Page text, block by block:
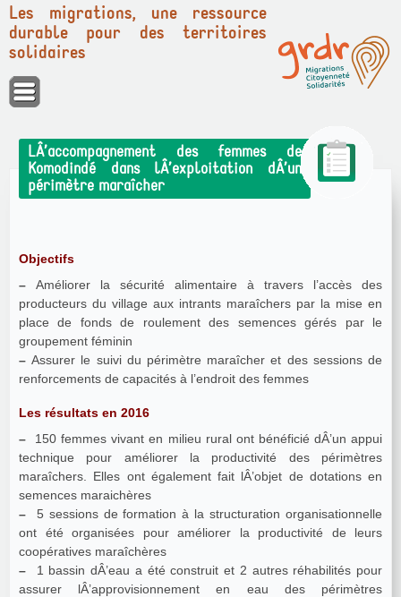
Panneau de gestion des cookies
Les migrations, une ressource
durable pour des territoires
solidaires
LÂ’accompagnement des femmes de
Komodindé dans lÂ’exploitation dÂ’un
périmètre maraîcher
Objectifs
– Améliorer la sécurité alimentaire à travers l’accès des
producteurs du village aux intrants maraîchers par la mise en
place de fonds de roulement des semences gérés par le
groupement féminin
– Assurer le suivi du périmètre maraîcher et des sessions de
renforcements de capacités à l’endroit des femmes
Les résultats en 2016
– 150 femmes vivant en milieu rural ont bénéficié dÂ’un appui
technique pour améliorer la productivité des périmètres
maraîchers. Elles ont également fait lÂ’objet de dotations en
semences maraichères
– 5 sessions de formation à la structuration organisationnelle
ont été organisées pour améliorer la productivité de leurs
coopératives maraîchères
– 1 bassin dÂ’eau a été construit et 2 autres réhabilités pour
assurer lÂ’approvisionnement en eau des périmètres